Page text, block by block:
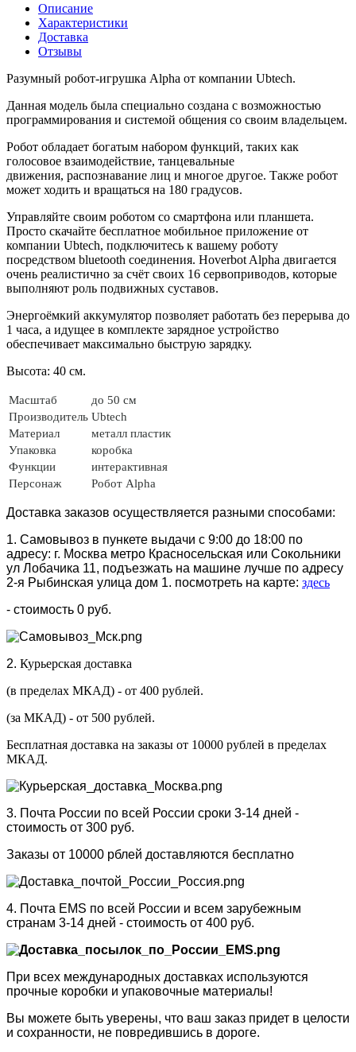
Описание
Характеристики
Доставка
Отзывы
Разумный робот-игрушка Alpha от компании Ubtech.
Данная модель была специально создана с возможностью
программирования и системой общения со своим владельцем.
Робот обладает богатым набором функций, таких как
голосовое взаимодействие, танцевальные
движения, распознавание лиц и многое другое. Также робот
может ходить и вращаться на 180 градусов.
Управляйте своим роботом со смартфона или планшета.
Просто скачайте бесплатное мобильное приложение от
компании Ubtech, подключитесь к вашему роботу
посредством bluetooth соединения. Hoverbot Alpha двигается
очень реалистично за счёт своих 16 сервоприводов, которые
выполняют роль подвижных суставов.
Энергоёмкий аккумулятор позволяет работать без перерыва до
1 часа, а идущее в комплекте зарядное устройство
обеспечивает максимально быструю зарядку.
Высота: 40 см.
Масштаб
до 50 см
Производитель Ubtech
Материал
металл пластик
Упаковка
коробка
Функции
интерактивная
Персонаж
Робот Alpha
Доставка заказов осуществляется разными способами:
1. Самовывоз в пункете выдачи с 9:00 до 18:00 по
адресу: г. Москва метро Красносельская или Сокольники
ул Лобачика 11, подъезжать на машине лучше по адресу
2-я Рыбинская улица дом 1. посмотреть на карте: здесь
- стоимость 0 руб.
2. Курьерская доставка
(в пределах МКАД) - от 400 рублей.
(за МКАД) - от 500 рублей.
Бесплатная доставка на заказы от 10000 рублей в пределах
МКАД.
3. Почта России по всей России сроки 3-14 дней -
стоимость от 300 руб.
Заказы от 10000 рблей доставляются бесплатно
4. Почта EMS по всей России и всем зарубежным
странам 3-14 дней - стоимость от 400 руб.
При всех международных доставках используются
прочные коробки и упаковочные материалы!
Вы можете быть уверены, что ваш заказ придет в целости
и сохранности, не повредившись в дороге.